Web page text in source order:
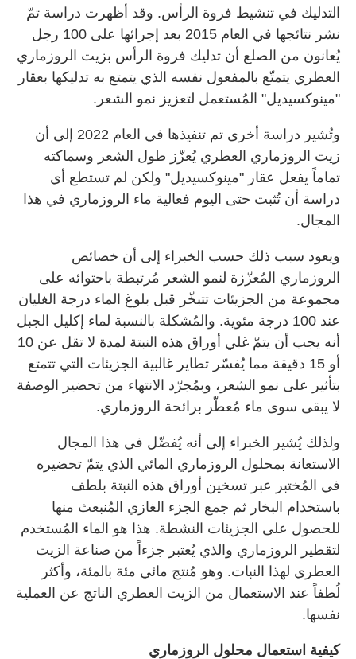
التدليك في تنشيط فروة الرأس. وقد أظهرت دراسة تمّ
نشر نتائجها في العام 2015 بعد إجرائها على 100 رجل
يُعانون من الصلع أن تدليك فروة الرأس بزيت الروزماري
العطري يتمتّع بالمفعول نفسه الذي يتمتع به تدليكها بعقار
"مينوكسيديل" المُستعمل لتعزيز نمو الشعر.
وتُشير دراسة أخرى تم تنفيذها في العام 2022 إلى أن
زيت الروزماري العطري يُعزّز طول الشعر وسماكته
تماماً يفعل عقار "مينوكسيديل" ولكن لم تستطع أي
دراسة أن تُثبت حتى اليوم فعالية ماء الروزماري في هذا
المجال.
ويعود سبب ذلك حسب الخبراء إلى أن خصائص
الروزماري المُعزّزة لنمو الشعر مُرتبطة باحتوائه على
مجموعة من الجزيئات تتبخّر قبل بلوغ الماء درجة الغليان
عند 100 درجة مئوية. والمُشكلة بالنسبة لماء إكليل الجبل
أنه يجب أن يتمّ غلي أوراق هذه النبتة لمدة لا تقل عن 10
أو 15 دقيقة مما يُفسّر تطاير غالبية الجزيئات التي تتمتع
بتأثير على نمو الشعر، وبمُجرّد الانتهاء من تحضير الوصفة
لا يبقى سوى ماء مُعطّر برائحة الروزماري.
ولذلك يُشير الخبراء إلى أنه يُفضّل في هذا المجال
الاستعانة بمحلول الروزماري المائي الذي يتمّ تحضيره
في المُختبر عبر تسخين أوراق هذه النبتة بلطف
باستخدام البخار ثم جمع الجزء الغازي المُنبعث منها
للحصول على الجزيئات النشطة. هذا هو الماء المُستخدم
لتقطير الروزماري والذي يُعتبر جزءاً من صناعة الزيت
العطري لهذا النبات. وهو مُنتج مائي مئة بالمئة، وأكثر
لُطفاً عند الاستعمال من الزيت العطري الناتج عن العملية
نفسها.
كيفية استعمال محلول الروزماري